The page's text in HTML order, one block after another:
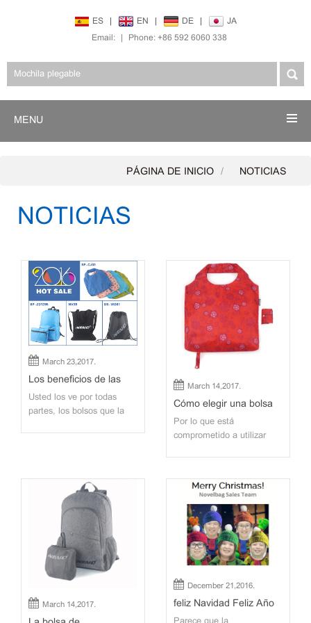
ES | EN | DE |
JA
Email: | Phone: +86 592 6060 338
MENU
PÁGINA DE INICIO NOTICIAS
NOTICIAS
March 23,2017.
Los beneficios de las
bolsas promocionales
Usted los ve por todas
partes, los bolsos que la
común, y que es un
logotipo o marca
corporativa. Las grandes
empresas saben lo
importante que es l...
March 14,2017.
Cómo elegir una bolsa
de compras reutilizable
Por lo que está
comprometido a utilizar
qué bolsa de compras
reutilizable es adecuada
para su publicidad o
promoción de marketing?
Todo depende de 1)
preferencia material, 2)
precio, y 3) asas y otras
cara...
March 14,2017.
December 21,2016.
feliz Navidad Feliz Año
Nuevo